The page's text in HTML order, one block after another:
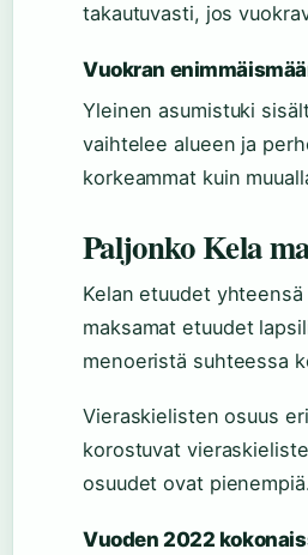
takautuvasti, jos
Vuokran
Yleinen asumistuki
vaihtelee alueen ja
korkeammat kuin
Paljonko Kela
Kelan etuudet
maksamat etuudet
menoeristä suhteessa
Vieraskielisten osuus
korostuvat
osuudet ovat pienempiä.
Vuoden 2022